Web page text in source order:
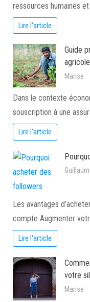
ressources humaines et
Lire l'article
Guide
agricole
Marise
Dans le contexte
souscription à une
Lire l'article
Les avantages
compte Augmenter
Lire l'article
votre
Marise